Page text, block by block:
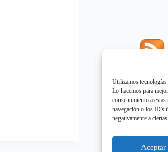
Utilizamos
Lo hacemos para
consentimiento a
navegación o los ID's
negativamente a
Aceptar
Error
"404"